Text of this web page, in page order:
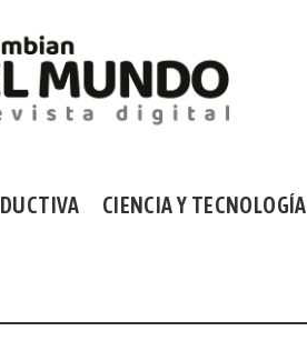
CIENCIA Y TECNOLOGÍA